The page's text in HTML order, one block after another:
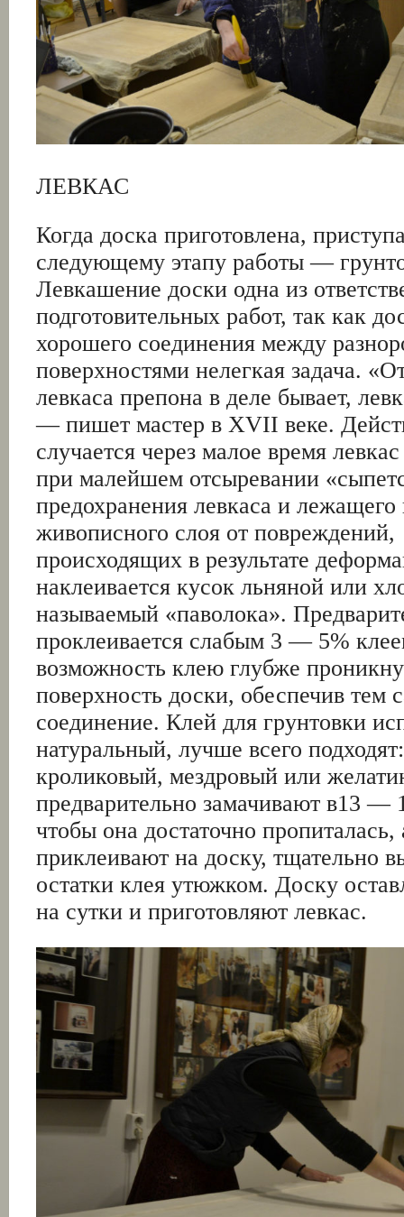
ЛЕВКАС
Когда доска приготовлена,
следующему этапу работы —
Левкашение доски одна из
подготовительных работ, так как
хорошего соединения между
поверхностями нелегкая задача.
левкаса препона в деле бывает,
— пишет мастер в XVII веке.
случается через малое время
при малейшем отсыревании
предохранения левкаса и
живописного слоя от повреждений,
происходящих в результате
наклеивается кусок льняной или
называемый «паволока».
проклеивается слабым 3 — 5%
возможность клею глубже
поверхность доски, обеспечив тем
соединение. Клей для грунтовки
натуральный, лучше всего
кроликовый, мездровый или
предварительно замачивают в13 —
чтобы она достаточно пропиталась,
приклеивают на доску, тщательно
остатки клея утюжком. Доску
на сутки и приготовляют левкас.